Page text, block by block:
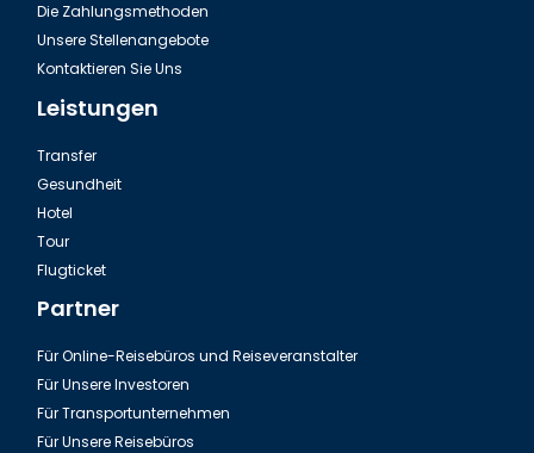
Die Zahlungsmethoden
Unsere Stellenangebote
Kontaktieren Sie Uns
Leistungen
Transfer
Gesundheit
Hotel
Tour
Flugticket
Partner
Für Online-Reisebüros und Reiseveranstalter
Für Unsere Investoren
Für Transportunternehmen
Für Unsere Reisebüros